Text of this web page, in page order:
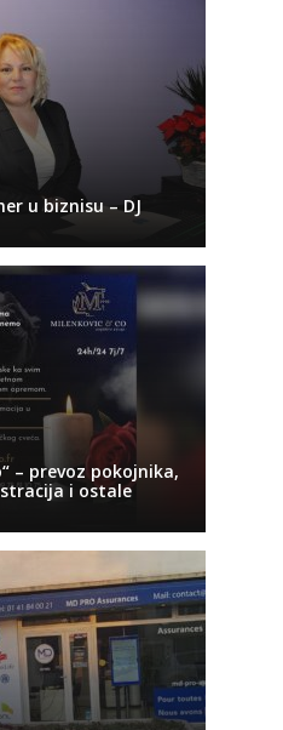
u biznisu – DJ
– prevoz pokojnika,
i ostale